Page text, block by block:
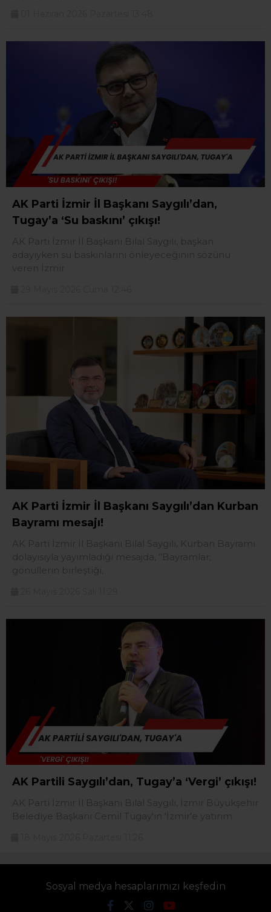
AK Parti İzmir İl Başkanı Saygılı’dan,
Tugay’a ‘Su baskını’ çıkışı!
AK Parti İzmir İl Başkanı Bilal Saygılı, başkan
adayıyken su baskınlarını önleyeceğinin sözünü
veren İzmir
AK Parti İzmir İl Başkanı Saygılı’dan Kurban
Bayramı mesajı!
AK Parti İzmir İl Başkanı Bilal Saygılı, Kurban Bayramı
dolayısıyla yayımladığı mesajda, ‘’Bayramlar;
gönüllerin birleştiği,
AK Partili Saygılı’dan, Tugay’a ‘Vergi’ çıkışı!
AK Parti İzmir İl Başkanı Bilal Saygılı, İzmir Büyükşehir
Belediye Başkanı Cemil Tugay'ın 'İzmir'e yatırım
Sosyal medya hesaplarımızı keşfedin